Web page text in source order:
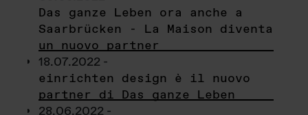
Das ganze Leben ora anche a
Saarbrücken - La Maison diventa
un nuovo partner
18.07.2022 -
einrichten design è il nuovo
partner di Das ganze Leben
28.06.2022 -